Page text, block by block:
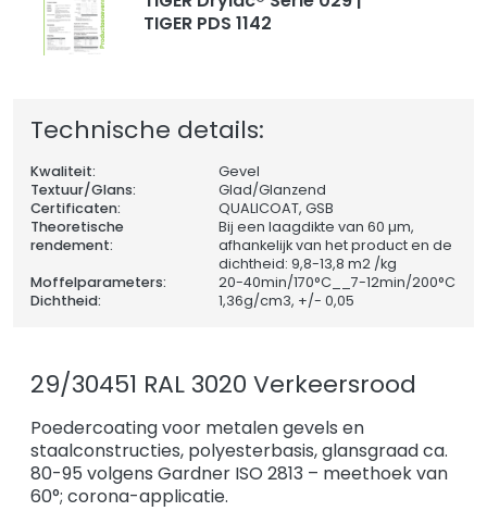
TIGER PDS 1142
Technische details:
Kwaliteit:
Gevel
Textuur/Glans:
Glad/Glanzend
Certificaten:
QUALICOAT, GSB
Theoretische
rendement:
Bij een laagdikte van 60 µm,
afhankelijk van het product en de
dichtheid: 9,8-13,8 m2 /kg
Moffelparameters:
20-40min/170°C__7-12min/200°C
Dichtheid:
1,36g/cm3, +/- 0,05
29/30451 RAL 3020 Verkeersrood
Poedercoating voor metalen gevels en
staalconstructies, polyesterbasis, glansgraad ca.
80-95 volgens Gardner ISO 2813 – meethoek van
60°; corona-applicatie.